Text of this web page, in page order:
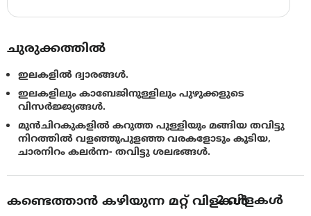
ചുരുക്കത്തിൽ
ഇലകളിൽ ദ്വാരങ്ങൾ.
ഇലകളിലും കാബേജിനുള്ളിലും പുഴുക്കളുടെ
വിസർജ്ജ്യങ്ങൾ.
മുൻചിറകുകളിൽ കറുത്ത പുള്ളിയും മങ്ങിയ തവിട്ടു
നിറത്തിൽ വളഞ്ഞുപുളഞ്ഞ വരകളോടും കൂടിയ,
ചാരനിറം കലർന്ന- തവിട്ടു ശലഭങ്ങൾ.
കണ്ടെത്താൻ കഴിയുന്ന മറ്റ് വിളകൾ
2വിളകൾ